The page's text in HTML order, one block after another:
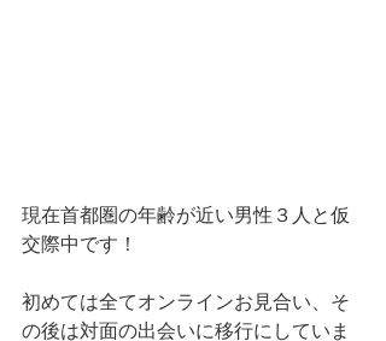
現在首都圏の年齢が近い男性３人と仮
交際中です！
初めては全てオンラインお見合い、そ
の後は対面の出会いに移行にしていま